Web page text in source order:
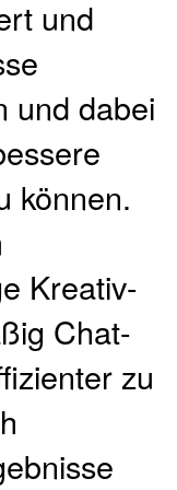
und
und dabei
können.
Kreativ-
Chat-
zu